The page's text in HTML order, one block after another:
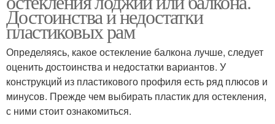
Достоинства и недостатки
пластиковых рам
Определяясь, какое остекление балкона лучше, следует
оценить достоинства и недостатки вариантов. У
конструкций из пластикового профиля есть ряд плюсов и
минусов. Прежде чем выбирать пластик для остекления,
с ними стоит ознакомиться.